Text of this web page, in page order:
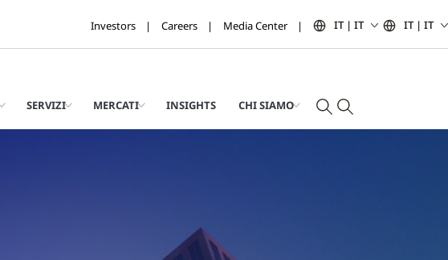
Investors Careers Media Center IT | IT IT | IT
SERVIZI MERCATI INSIGHTS CHI SIAMO